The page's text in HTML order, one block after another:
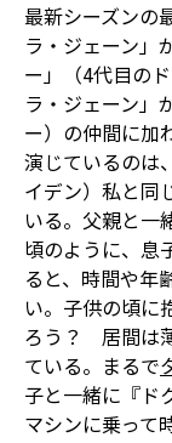
最新シーズンの
ラ・ジェーン」
ー」（4代目の
ラ・ジェーン」
ー）の仲間に加
演じているのは
イデン）――私と
いる――。父親と
頃のように、息
ると、時間や年
い。子供の頃に
ろう？ 居間は
ている。まるで
子と一緒に『ド
マシンに乗って